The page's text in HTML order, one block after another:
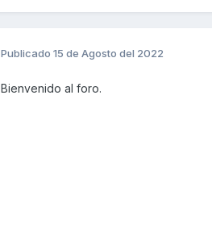
Publicado 15 de Agosto del 2022
Bienvenido al foro.